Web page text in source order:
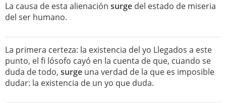
La causa de esta alienación surge del estado de miseria
del ser humano.
La primera certeza: la existencia del yo Llegados a este
punto, el fi lósofo cayó en la cuenta de que, cuando se
duda de todo, surge una verdad de la que es imposible
dudar: la existencia de un yo que duda.